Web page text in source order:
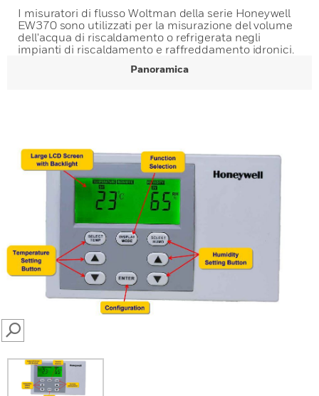
I misuratori di flusso Woltman della serie Honeywell
EW370 sono utilizzati per la misurazione del volume
dell'acqua di riscaldamento o refrigerata negli
impianti di riscaldamento e raffreddamento idronici.
Panoramica
SEARCH